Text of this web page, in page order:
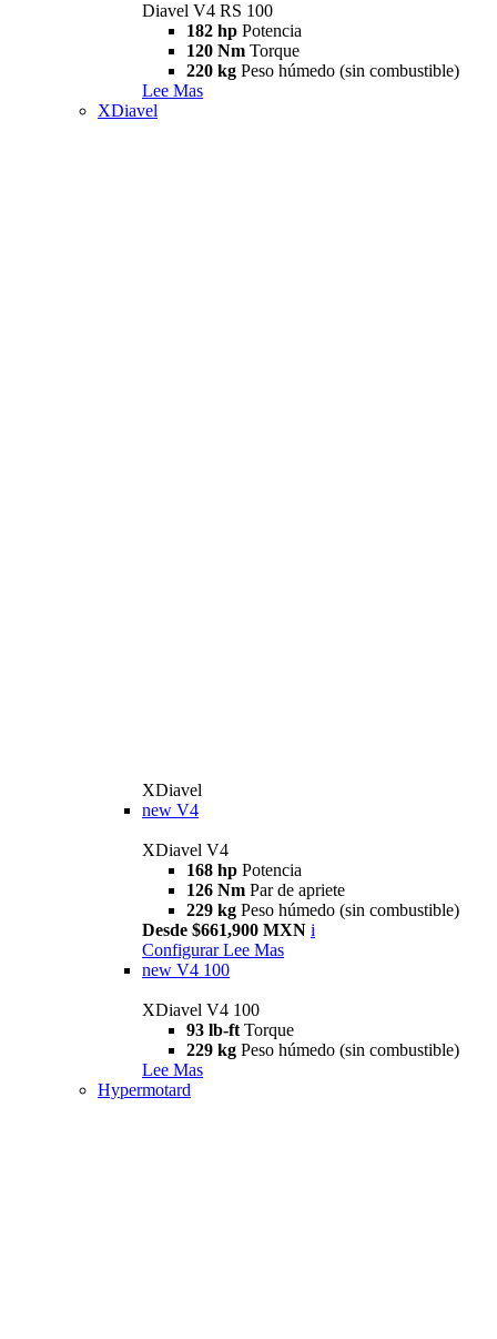
Diavel V4 RS 100
182 hp Potencia
120 Nm Torque
220 kg Peso húmedo (sin combustible)
Lee Mas
XDiavel
XDiavel
new V4
XDiavel V4
168 hp Potencia
126 Nm Par de apriete
229 kg Peso húmedo (sin combustible)
Desde $661,900 MXN i
Configurar Lee Mas
new V4 100
XDiavel V4 100
93 lb-ft Torque
229 kg Peso húmedo (sin combustible)
Lee Mas
Hypermotard